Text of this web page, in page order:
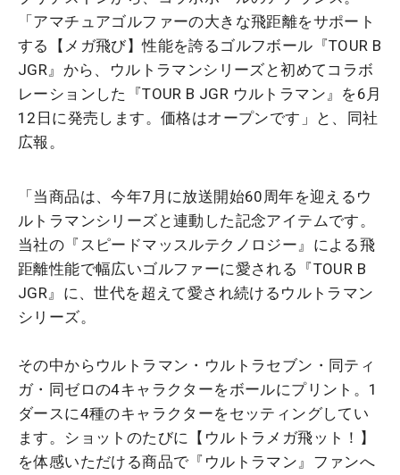
「アマチュアゴルファーの大きな飛距離をサポート
する【メガ飛び】性能を誇るゴルフボール『TOUR B
JGR』から、ウルトラマンシリーズと初めてコラボ
レーションした『TOUR B JGR ウルトラマン』を6月
12日に発売します。価格はオープンです」と、同社
広報。
「当商品は、今年7月に放送開始60周年を迎えるウ
ルトラマンシリーズと連動した記念アイテムです。
当社の『スピードマッスルテクノロジー』による飛
距離性能で幅広いゴルファーに愛される『TOUR B
JGR』に、世代を超えて愛され続けるウルトラマン
シリーズ。
その中からウルトラマン・ウルトラセブン・同ティ
ガ・同ゼロの4キャラクターをボールにプリント。1
ダースに4種のキャラクターをセッティングしてい
ます。ショットのたびに【ウルトラメガ飛ット！】
を体感いただける商品で『ウルトラマン』ファンへ